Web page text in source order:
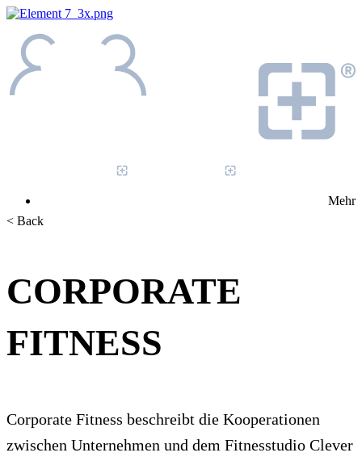
Mehr
< Back
CORPORATE
FITNESS
Corporate Fitness beschreibt die Kooperationen
zwischen Unternehmen und dem Fitnesstudio Clever